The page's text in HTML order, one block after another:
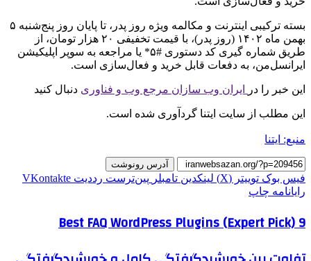
بسته ترکیبی اینترنت و مکالمه ویژه روز پدر، تا پایان روز پنج‌شنبه ۵
بهمن ماه ۱۴۰۲ (روز پدر)، با قیمت تخفیفی ۲۰ هزار تومان، از
طریق شماره گیری کد دستوری #۵* یا مراجعه به سوپر اپلیکیشن
ایرانسل‌من، به دفعات قابل خرید و فعال‌سازی است.
این خبر را در ایران وب سازان مرجع وب و فناوری دنبال کنید
این مطلب از سایت ایتنا گردآوری شده است.
منبع: ایتنا
آدرس رونوشت
فیس بوک توییتر (X) لینکدین ‫تامبلر ‫پین‌ترست ‫رددیت ‫VKontakte
رایانامه چاپ
9 Best FAQ WordPress Plugins (Expert Pick)